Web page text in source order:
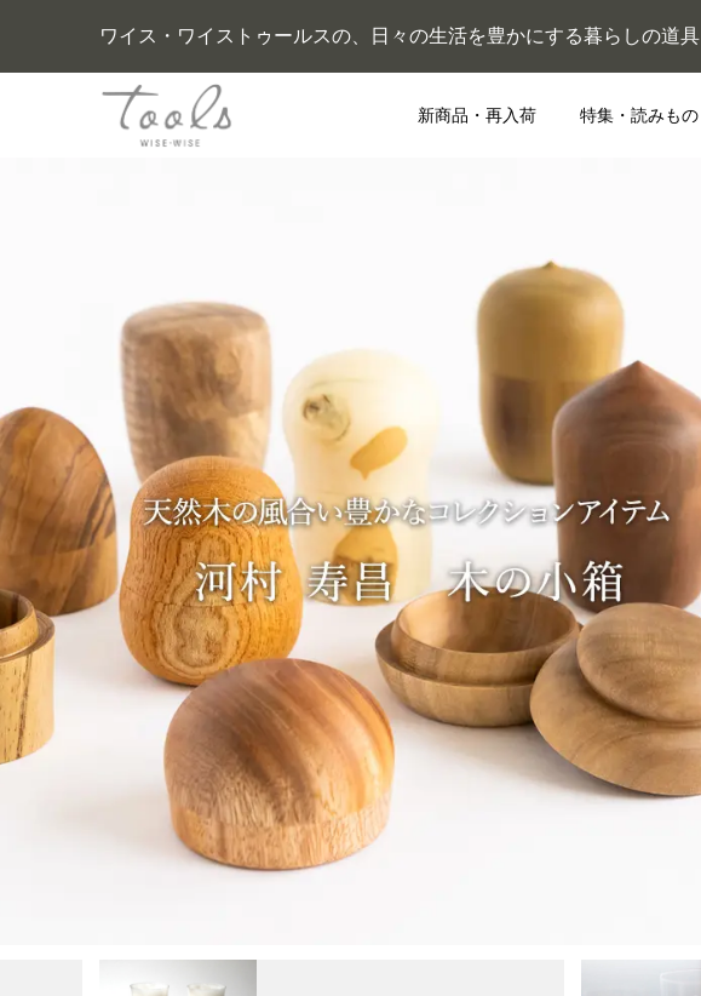
ワイス・ワイストゥールスの、日々の生活を豊かにする暮らしの道具
新商品・再入荷 特集・読みもの